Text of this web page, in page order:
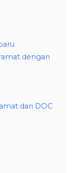
dengan
dari DOC